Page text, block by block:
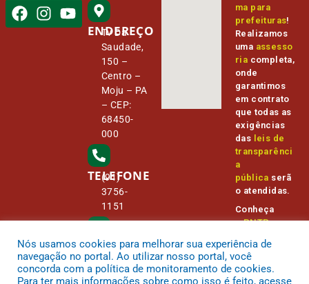
ENDEREÇO
Tv Da
Saudade,
150 –
Centro –
Moju – PA
– CEP:
68450-
000
TELEFONE
(91)
3756-
1151
E-MAIL
camara@
cmmoju.p
a.gov.br
ma para
prefeituras!
Realizamos
uma assesso
ria completa,
onde
garantimos
em contrato
que todas as
exigências
das leis de
transparênci
a
pública serã
o atendidas.
Conheça
oPNTPe
Transparênc
ia Pública
Nós usamos cookies para melhorar sua experiência de
navegação no portal. Ao utilizar nosso portal, você
concorda com a política de monitoramento de cookies.
Para ter mais informações sobre como isso é feito, acesse